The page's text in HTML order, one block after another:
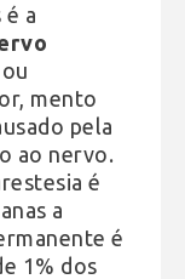
a
mento
pela
ao nervo.
é
a
é
1% dos